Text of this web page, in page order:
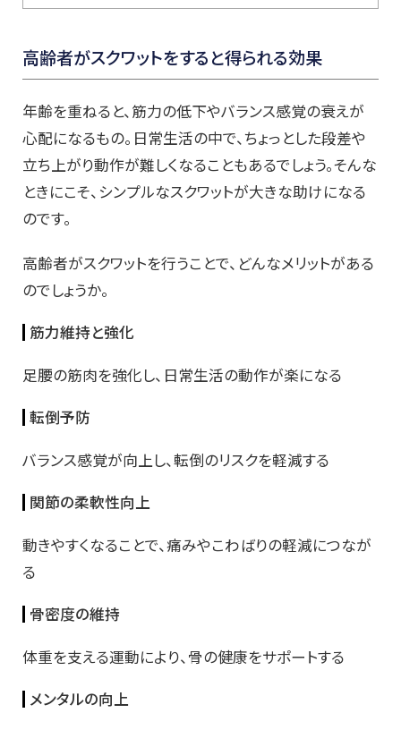
高齢者がスクワットをすると得られる効果
年齢を重ねると、筋力の低下やバランス感覚の衰えが
心配になるもの。日常生活の中で、ちょっとした段差や
立ち上がり動作が難しくなることもあるでしょう。そんな
ときにこそ、シンプルなスクワットが大きな助けになる
のです。
高齢者がスクワットを行うことで、どんなメリットがある
のでしょうか。
筋力維持と強化
足腰の筋肉を強化し、日常生活の動作が楽になる
転倒予防
バランス感覚が向上し、転倒のリスクを軽減する
関節の柔軟性向上
動きやすくなることで、痛みやこわばりの軽減につなが
る
骨密度の維持
体重を支える運動により、骨の健康をサポートする
メンタルの向上